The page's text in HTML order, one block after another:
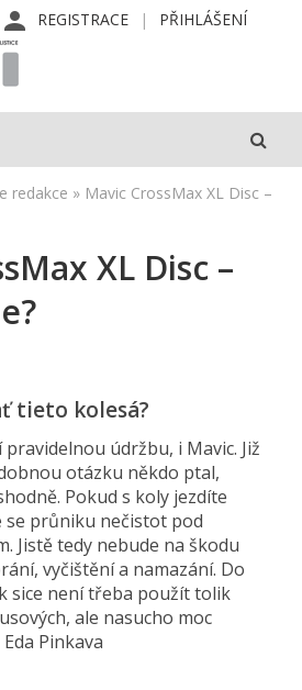
REGISTRACE PŘIHLÁŠENÍ
redakce » Mavic CrossMax XL Disc –
XL Disc –
tieto kolesá?
údržbu, i Mavic. Již
otázku někdo ptal,
Pokud s koly jezdíte
průniku nečistot pod
Jistě tedy nebude na škodu
vyčištění a namazání. Do
sice není třeba použít tolik
ale nasucho moc
Pinkava